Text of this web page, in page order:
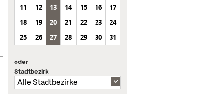
11
12 13 14 15 16
17
18
19 20 21 22 23
24
25
26 27 28 29 30 31
oder
Stadtbezirk